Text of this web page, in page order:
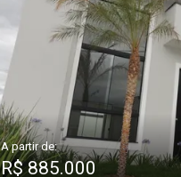
A partir de:
R$ 885.000